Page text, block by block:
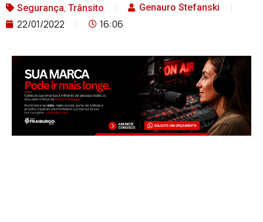
Segurança, Trânsito Genauro Stefanski
22/01/2022 16:06